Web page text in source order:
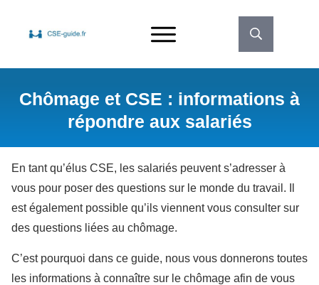
Chômage et CSE : informations à
répondre aux salariés
En tant qu’élus CSE, les salariés peuvent s’adresser à
vous pour poser des questions sur le monde du travail. Il
est également possible qu’ils viennent vous consulter sur
des questions liées au chômage.
C’est pourquoi dans ce guide, nous vous donnerons toutes
les informations à connaître sur le chômage afin de vous